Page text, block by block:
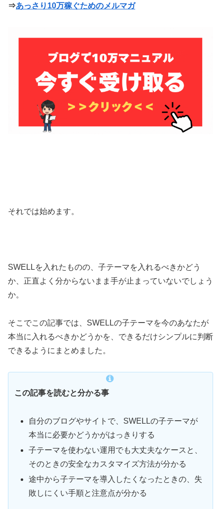
⇒あっさり10万稼ぐためのメルマガ
それでは始めます。
SWELLを入れたものの、子テーマを入れるべきかどう
か、正直よく分からないまま手が止まっていないでしょう
か。
そこでこの記事では、SWELLの子テーマを今のあなたが
本当に入れるべきかどうかを、できるだけシンプルに判断
できるようにまとめました。
この記事を読むと分かる事
自分のブログやサイトで、SWELLの子テーマが
本当に必要かどうかがはっきりする
子テーマを使わない運用でも大丈夫なケースと、
そのときの安全なカスタマイズ方法が分かる
途中から子テーマを導入したくなったときの、失
敗しにくい手順と注意点が分かる